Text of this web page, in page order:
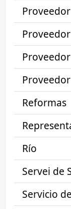
Reformas
Río
Servei de
Servicio